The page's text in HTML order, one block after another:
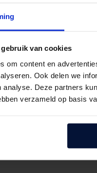
van cookies
om content en
Ook delen we
analyse. Deze partners
verzameld op basis